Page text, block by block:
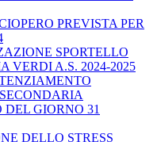
PREVISTA PER
SPORTELLO
VERDI A.S. 2024-2025
DEL GIORNO 31
DELLO STRESS